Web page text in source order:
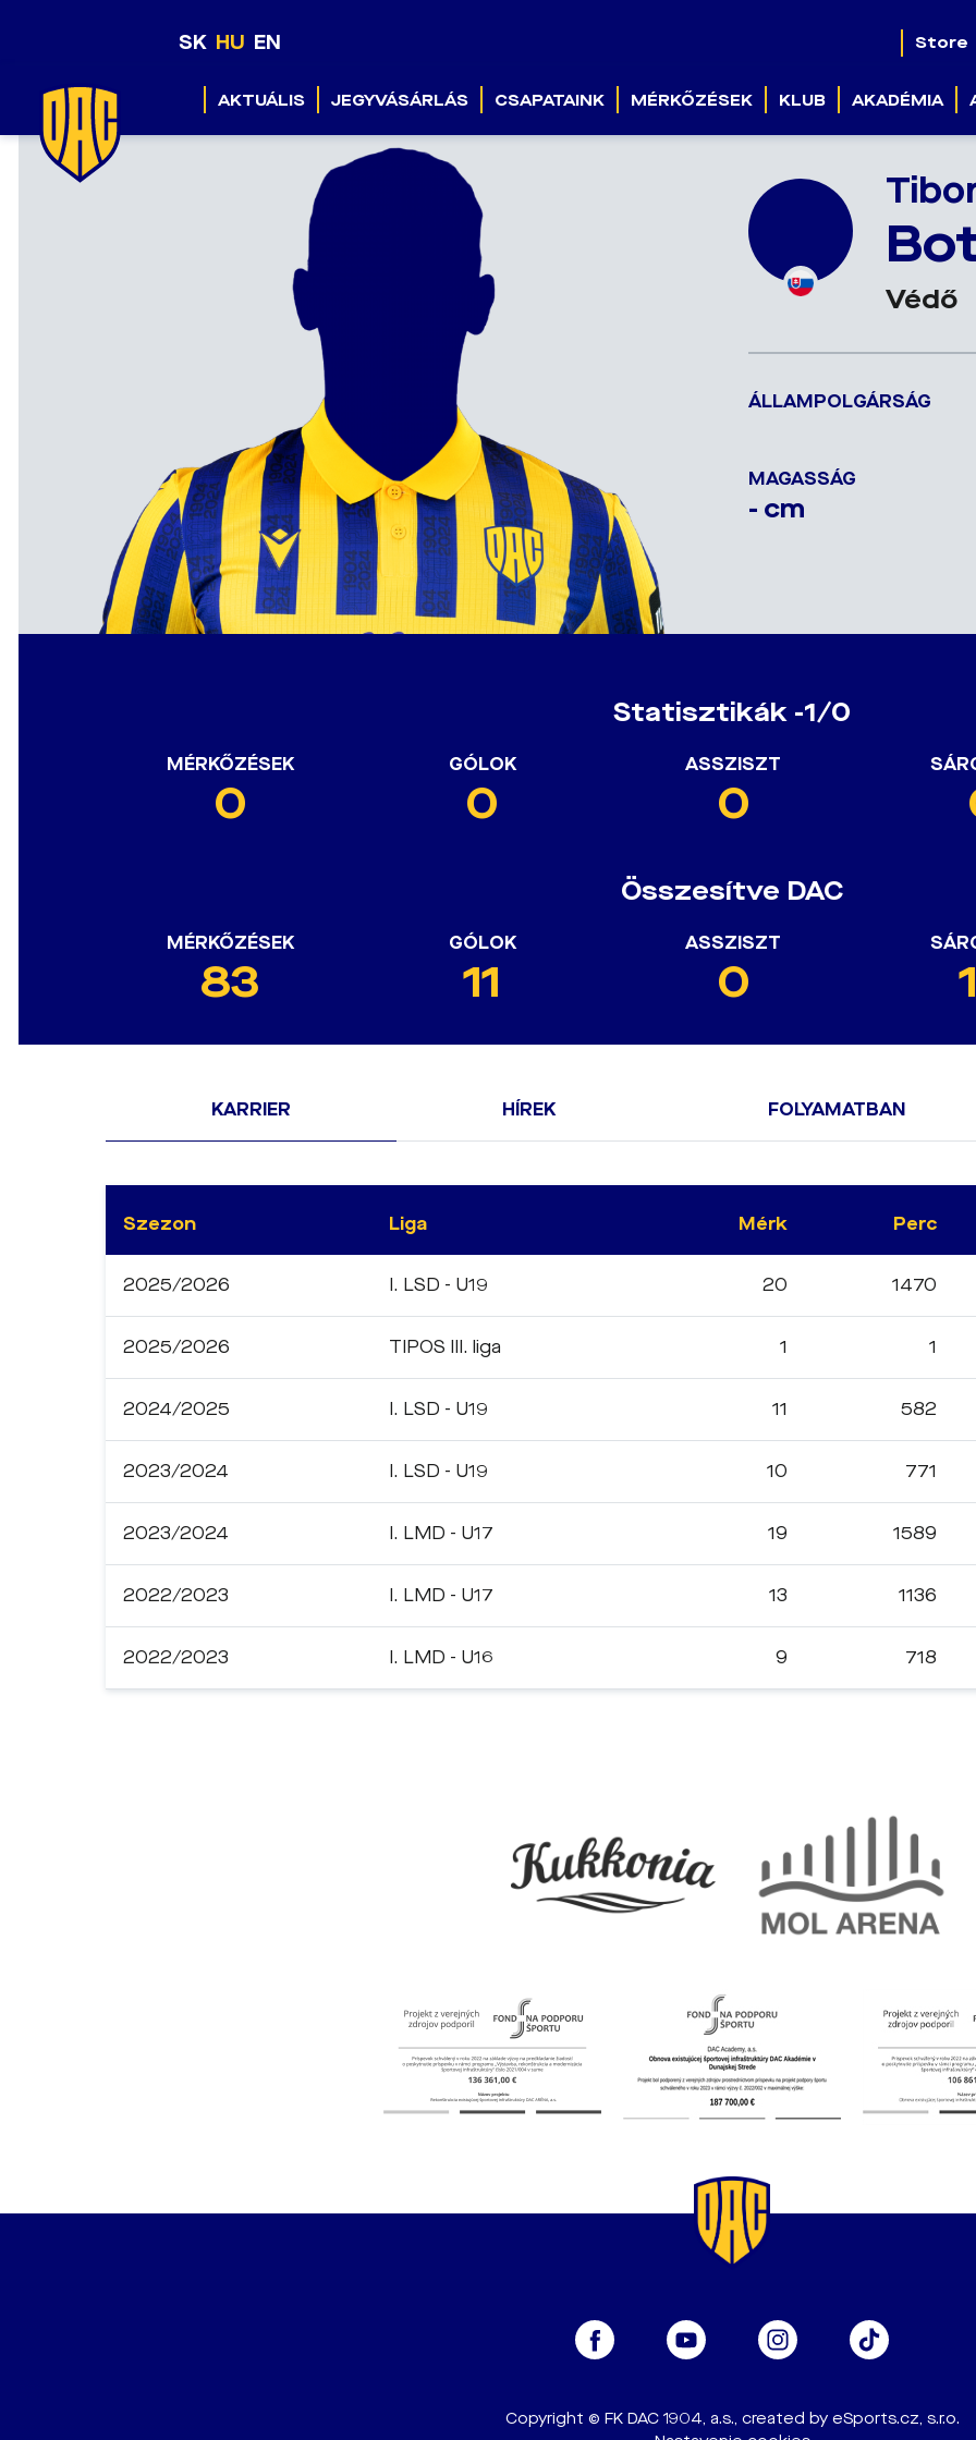
SK HU EN Store
AKTUÁLIS JEGYVÁSÁRLÁS CSAPATAINK MÉRKŐZÉSEK KLUB AKADÉMIA
Védő
ÁLLAMPOLGÁRSÁG
MAGASSÁG
- cm
Statisztikák -1/0
MÉRKŐZÉSEK
0
GÓLOK
0
ASSZISZT
0
Összesítve DAC
MÉRKŐZÉSEK
83
GÓLOK
11
ASSZISZT
0
KARRIER HÍREK FOLYAMATBAN
Szezon Liga Mérk Perc
2025/2026 I. LSD - U19 20 1470
2025/2026 TIPOS III. liga 1 1
2024/2025 I. LSD - U19 11 582
2023/2024 I. LSD - U19 10 771
2023/2024 I. LMD - U17 19 1589
2022/2023 I. LMD - U17 13 1136
2022/2023 I. LMD - U16 9 718
Copyright © FK DAC 1904, a.s., created by eSports.cz, s.r.o.